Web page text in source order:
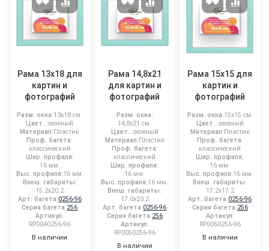
Рама 13x18 для
картин и
фотографий
Разм. окна:13x18 см.
Цвет..:зеленый
Материал: Пластик
Проф. багета:
классический
Шир. профиля:
16 мм.
Выс. профиля:16 мм.
Внеш. габариты:
15.2x20.2
Арт. багета:0256-96
Серия багета:256
Артикул:
RP0040256-96
В наличии
Рама 14,8x21
для картин и
фотографий
Разм. окна:
14,8x21 см.
Цвет..:зеленый
Материал: Пластик
Проф. багета:
классический
Шир. профиля:
16 мм.
Выс. профиля:16 мм.
Внеш. габариты:
17.0x23.2
Арт. багета:0256-96
Серия багета:256
Артикул:
RP0050256-96
В наличии
Рама 15x15 для
картин и
фотографий
Разм. окна:15x15 см.
Цвет..:зеленый
Материал: Пластик
Проф. багета:
классический
Шир. профиля:
16 мм.
Выс. профиля:16 мм.
Внеш. габариты:
17.2x17.2
Арт. багета:0256-96
Серия багета:256
Артикул:
RP0060256-96
В наличии